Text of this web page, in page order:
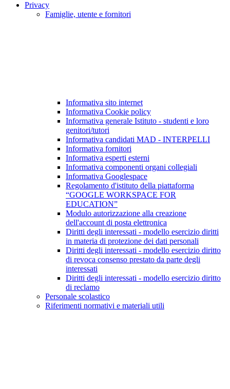
Privacy
Famiglie, utente e fornitori
Informativa sito internet
Informativa Cookie policy
Informativa generale Istituto - studenti e loro
genitori/tutori
Informativa candidati MAD - INTERPELLI
Informativa fornitori
Informativa esperti esterni
Informativa componenti organi collegiali
Informativa Googlespace
Regolamento d'istituto della piattaforma
“GOOGLE WORKSPACE FOR
EDUCATION”
Modulo autorizzazione alla creazione
dell'account di posta elettronica
Diritti degli interessati - modello esercizio diritti
in materia di protezione dei dati personali
Diritti degli interessati - modello esercizio diritto
di revoca consenso prestato da parte degli
interessati
Diritti degli interessati - modello esercizio diritto
di reclamo
Personale scolastico
Riferimenti normativi e materiali utili